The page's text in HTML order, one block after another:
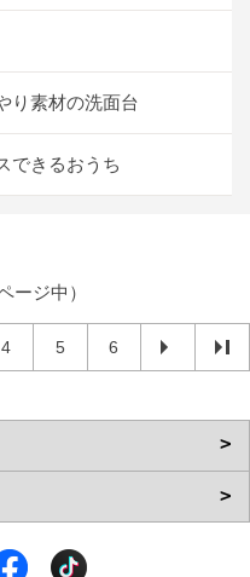
り素材の洗面台
できるおうち
ージ中）
4 5 6